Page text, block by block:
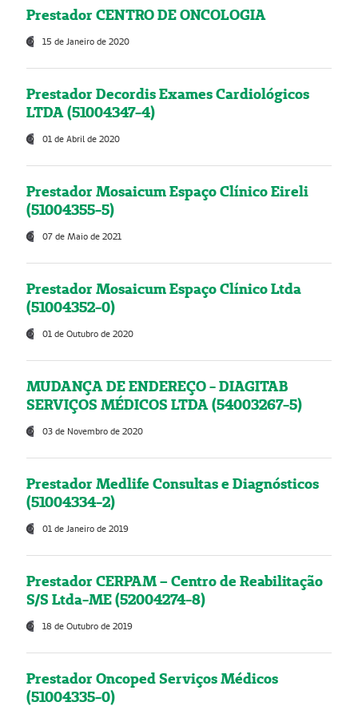
Prestador CENTRO DE ONCOLOGIA
15 de Janeiro de 2020
Prestador Decordis Exames Cardiológicos
LTDA (51004347-4)
01 de Abril de 2020
Prestador Mosaicum Espaço Clínico Eireli
(51004355-5)
07 de Maio de 2021
Prestador Mosaicum Espaço Clínico Ltda
(51004352-0)
01 de Outubro de 2020
MUDANÇA DE ENDEREÇO - DIAGITAB
SERVIÇOS MÉDICOS LTDA (54003267-5)
03 de Novembro de 2020
Prestador Medlife Consultas e Diagnósticos
(51004334-2)
01 de Janeiro de 2019
Prestador CERPAM – Centro de Reabilitação
S/S Ltda-ME (52004274-8)
18 de Outubro de 2019
Prestador Oncoped Serviços Médicos
(51004335-0)